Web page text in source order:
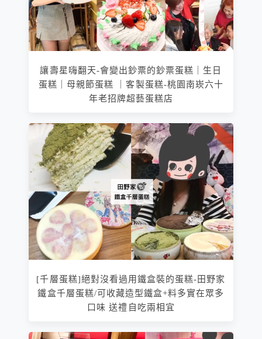
讓壽星嗨翻天-會變出鈔票的鈔票蛋糕｜生日
蛋糕｜母親節蛋糕 ｜客製蛋糕-桃園南崁六十
年老招牌超藝蛋糕店
[千層蛋糕]絕對沒看過用鐵盒裝的蛋糕-田野家
鐵盒千層蛋糕/可收藏造型鐵盒+料多實在眾多
口味 送禮自吃兩相宜